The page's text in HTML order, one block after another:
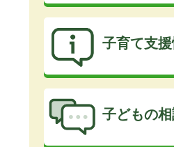
子育て支
子どもの